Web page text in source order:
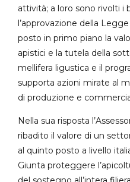
attività; a loro sono rivolti i
l’approvazione della
posto in primo piano la
apistici e la tutela della
mellifera ligustica e il
supporta azioni mirate al
di produzione e
Nella sua risposta
ribadito il valore di un
al quinto posto a livello
Giunta proteggere